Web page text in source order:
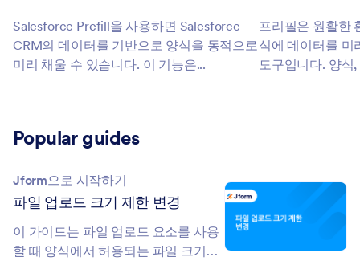
Salesforce Prefill을 사용하면 Salesforce
CRM의 데이터를 기반으로 양식을 동적으로
미리 채울 수 있습니다. 이 기능은...
프리필은 원활한
식에 데이터를 미
도구입니다. 양식,
Popular guides
Jform으로 시작하기
파일 업로드 크기 제한 변경
이 가이드는 파일 업로드 요소를 사용
할 때 양식에서 허용되는 파일 크기를